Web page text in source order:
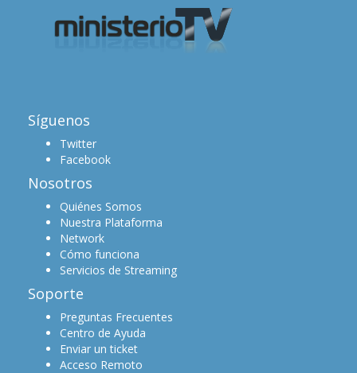
Síguenos
Twitter
Facebook
Nosotros
Quiénes Somos
Nuestra Plataforma
Network
Cómo funciona
Servicios de Streaming
Soporte
Preguntas Frecuentes
Centro de Ayuda
Enviar un ticket
Acceso Remoto